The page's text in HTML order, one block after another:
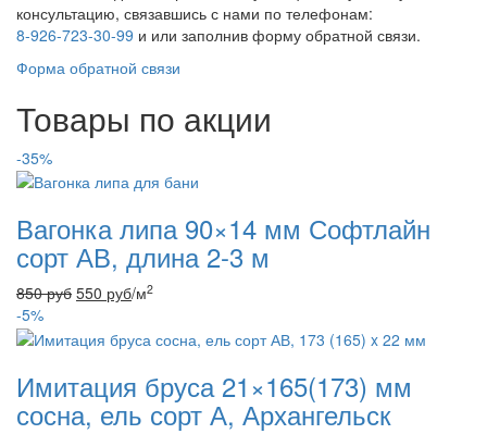
консультацию, связавшись с нами по телефонам:
8-926-723-30-99 и или заполнив форму обратной связи.
Форма обратной связи
Товары по акции
-35%
Вагонка липа 90×14 мм Софтлайн
сорт АВ, длина 2-3 м
850руб 550 руб/м2
-5%
Имитация бруса 21×165(173) мм
сосна, ель сорт А, Архангельск